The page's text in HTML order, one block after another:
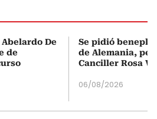
De
de
Se pidió
de Alemania,
Canciller Rosa
06/08/2026